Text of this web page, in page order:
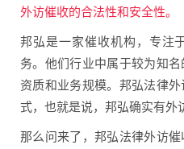
外访催收的合法性和安全性。
邦弘是一家催收机构，专注
务。他们行业中属于较为知
资质和业务规模。邦弘法律
式，也就是说，邦弘确实有外
那么问来了，邦弘法律外访催